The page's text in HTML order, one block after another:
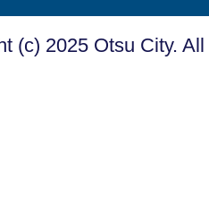
(c) 2025 Otsu City.